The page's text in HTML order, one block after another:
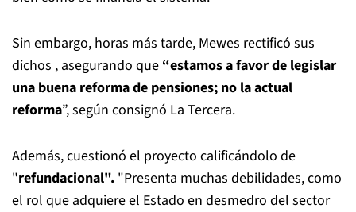
Sin embargo, horas más tarde, Mewes rectificó sus
dichos , asegurando que “estamos a favor de legislar
una buena reforma de pensiones; no la actual
reforma”, según consignó La Tercera.
Además, cuestionó el proyecto calificándolo de
"refundacional". "Presenta muchas debilidades, como
el rol que adquiere el Estado en desmedro del sector